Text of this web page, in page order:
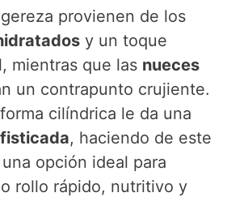
y
V
i
d
provienen de los
y un toque
mientras que las nueces
un contrapunto crujiente.
cilíndrica le da una
, haciendo de este
opción ideal para
o rollo rápido, nutritivo y